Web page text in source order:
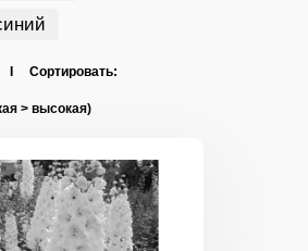
I Сортировать: